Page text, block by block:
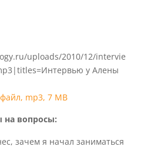
uploads/2010/12/intervie
у Алены
mp3, 7 MB
на вопросы:
зачем я начал заниматься